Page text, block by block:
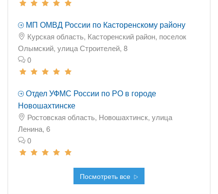
МП ОМВД России по Касторенскому району
Курская область, Касторенский район, поселок
Олымский, улица Строителей, 8
0
Отдел УФМС России по РО в городе
Новошахтинске
Ростовская область, Новошахтинск, улица
Ленина, 6
0
Посмотреть все